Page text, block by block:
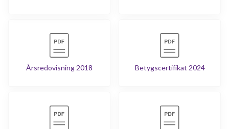
Årsredovisning 2018 Betygscertifikat 2024